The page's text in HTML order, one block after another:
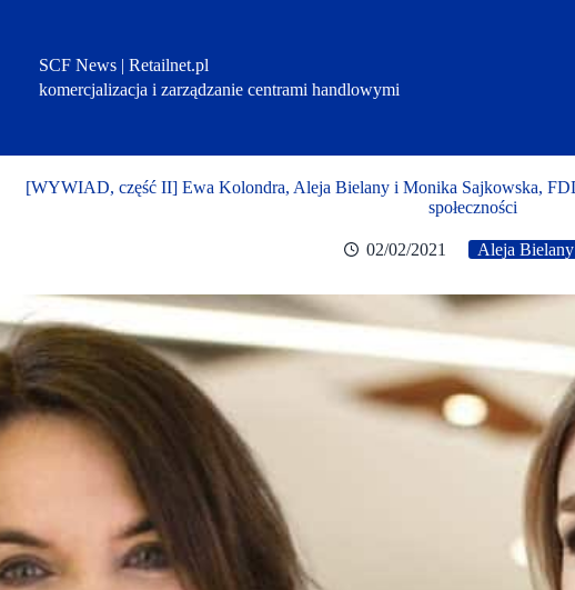
SCF News | Retailnet.pl
komercjalizacja i zarządzanie centrami handlowymi
[WYWIAD, część II] Ewa Kolondra, Aleja Bielany i Monika Sajkowska,
społeczności
02/02/2021 Aleja Bielany